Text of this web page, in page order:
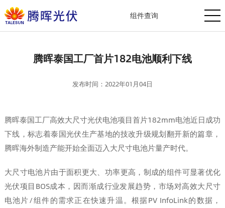
组件查询
腾晖泰国工厂首片182电池顺利下线
发布时间：2022年01月04日
腾晖泰国工厂高效大尺寸光伏电池项目首片182mm电池近日成功
下线，标志着泰国光伏生产基地的技改升级规划翻开新的篇章，
腾晖海外制造产能开始全面迈入大尺寸电池片量产时代。
大尺寸电池片由于面积更大、功率更高，制成的组件可显著优化
光伏项目BOS成本，因而渐成行业发展趋势，市场对高效大尺寸
电池片/组件的需求正在快速升温。根据PV InfoLink的数据，